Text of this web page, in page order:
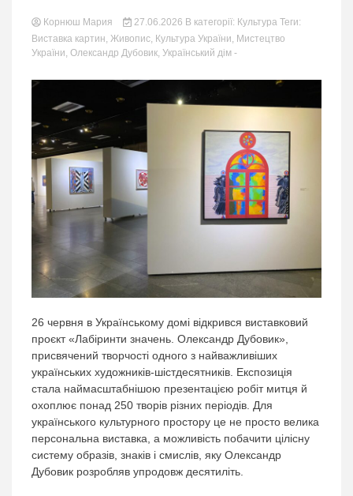
Корнюш Мария 27.06.2026 В категорії: Культура Теги:
Виставка картин, Живопис, Культура України, Мистецтво
України, Олександр Дубовик, Український дім -
26 червня в Українському домі відкрився виставковий
проєкт «Лабіринти значень. Олександр Дубовик»,
присвячений творчості одного з найважливіших
українських художників-шістдесятників. Експозиція
стала наймасштабнішою презентацією робіт митця й
охоплює понад 250 творів різних періодів. Для
українського культурного простору це не просто велика
персональна виставка, а можливість побачити цілісну
систему образів, знаків і смислів, яку Олександр
Дубовик розробляв упродовж десятиліть.